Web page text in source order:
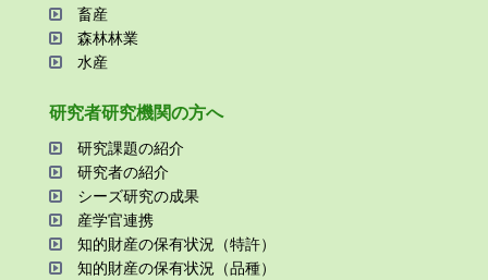
畜産
森林林業
⽔産
研究者研究機関の⽅へ
研究課題の紹介
研究者の紹介
シーズ研究の成果
産学官連携
知的財産の保有状況（特許）
知的財産の保有状況（品種）